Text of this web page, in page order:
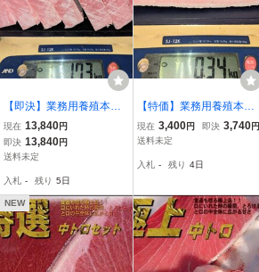
【即決】業務用養殖本鮪
（マルタ産）背上/中トロ
ブロック 1730g★１ブロ
ック入り（サク取り済
現在 13,840円
即決 13,840円
送料未定
入札 - 残り 5日
【特価】業務用養殖本鮪
（クロアチア産）腹上/中
トロサク 340g★１サク入
現在 3,400円 即決 3,740円
送料未定
入札 - 残り 4日
NEW